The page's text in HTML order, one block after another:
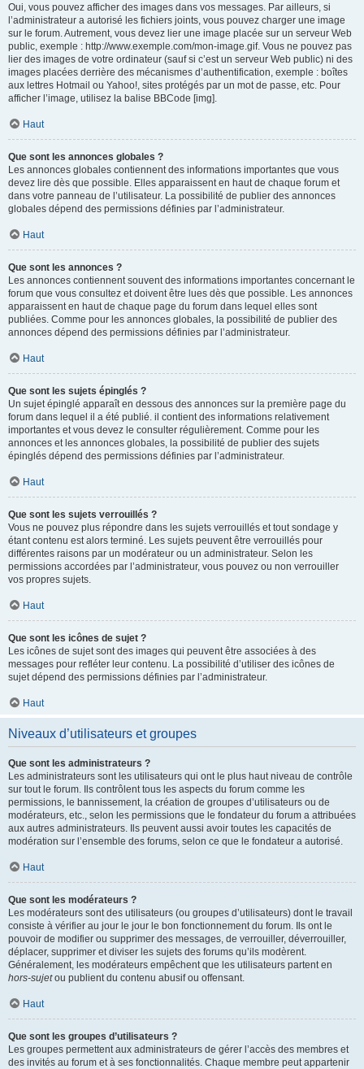
Oui, vous pouvez afficher des images dans vos messages. Par ailleurs, si
l’administrateur a autorisé les fichiers joints, vous pouvez charger une image
sur le forum. Autrement, vous devez lier une image placée sur un serveur Web
public, exemple : http://www.exemple.com/mon-image.gif. Vous ne pouvez pas
lier des images de votre ordinateur (sauf si c’est un serveur Web public) ni des
images placées derrière des mécanismes d’authentification, exemple : boîtes
aux lettres Hotmail ou Yahoo!, sites protégés par un mot de passe, etc. Pour
afficher l’image, utilisez la balise BBCode [img].
Haut
Que sont les annonces globales ?
Les annonces globales contiennent des informations importantes que vous
devez lire dès que possible. Elles apparaissent en haut de chaque forum et
dans votre panneau de l’utilisateur. La possibilité de publier des annonces
globales dépend des permissions définies par l’administrateur.
Haut
Que sont les annonces ?
Les annonces contiennent souvent des informations importantes concernant le
forum que vous consultez et doivent être lues dès que possible. Les annonces
apparaissent en haut de chaque page du forum dans lequel elles sont
publiées. Comme pour les annonces globales, la possibilité de publier des
annonces dépend des permissions définies par l’administrateur.
Haut
Que sont les sujets épinglés ?
Un sujet épinglé apparaît en dessous des annonces sur la première page du
forum dans lequel il a été publié. il contient des informations relativement
importantes et vous devez le consulter régulièrement. Comme pour les
annonces et les annonces globales, la possibilité de publier des sujets
épinglés dépend des permissions définies par l’administrateur.
Haut
Que sont les sujets verrouillés ?
Vous ne pouvez plus répondre dans les sujets verrouillés et tout sondage y
étant contenu est alors terminé. Les sujets peuvent être verrouillés pour
différentes raisons par un modérateur ou un administrateur. Selon les
permissions accordées par l’administrateur, vous pouvez ou non verrouiller
vos propres sujets.
Haut
Que sont les icônes de sujet ?
Les icônes de sujet sont des images qui peuvent être associées à des
messages pour refléter leur contenu. La possibilité d’utiliser des icônes de
sujet dépend des permissions définies par l’administrateur.
Haut
Niveaux d’utilisateurs et groupes
Que sont les administrateurs ?
Les administrateurs sont les utilisateurs qui ont le plus haut niveau de contrôle
sur tout le forum. Ils contrôlent tous les aspects du forum comme les
permissions, le bannissement, la création de groupes d’utilisateurs ou de
modérateurs, etc., selon les permissions que le fondateur du forum a attribuées
aux autres administrateurs. Ils peuvent aussi avoir toutes les capacités de
modération sur l’ensemble des forums, selon ce que le fondateur a autorisé.
Haut
Que sont les modérateurs ?
Les modérateurs sont des utilisateurs (ou groupes d’utilisateurs) dont le travail
consiste à vérifier au jour le jour le bon fonctionnement du forum. Ils ont le
pouvoir de modifier ou supprimer des messages, de verrouiller, déverrouiller,
déplacer, supprimer et diviser les sujets des forums qu’ils modèrent.
Généralement, les modérateurs empêchent que les utilisateurs partent en
hors-sujetou publient du contenu abusif ou offensant.
Haut
Que sont les groupes d’utilisateurs ?
Les groupes permettent aux administrateurs de gérer l’accès des membres et
des invités au forum et à ses fonctionnalités. Chaque membre peut appartenir